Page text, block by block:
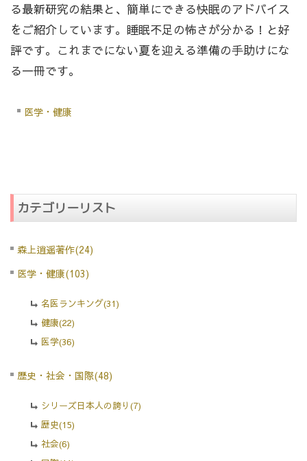
る最新研究の結果と、簡単にできる快眠のアドバイス
をご紹介しています。睡眠不足の怖さが分かる！と好
評です。これまでにない夏を迎える準備の手助けにな
る一冊です。
医学・健康
カテゴリーリスト
森上逍遥著作(24)
医学・健康(103)
名医ランキング(31)
健康(22)
医学(36)
歴史・社会・国際(48)
シリーズ日本人の誇り(7)
歴史(15)
社会(6)